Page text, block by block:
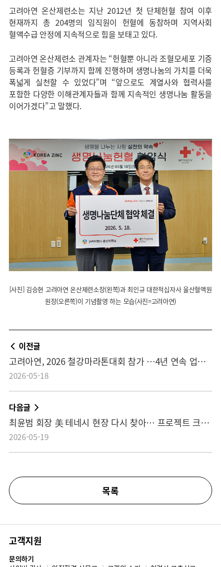
고려아연 온산제련소는 지난 2012년 첫 단체헌혈 참여 이후
현재까지 총 204명의 임직원이 헌혈에 동참하며 지역사회
혈액수급 안정에 지속적으로 힘을 보태고 있다.
고려아연 온산제련소 관계자는 “헌혈뿐 아니라 조혈모세포 기증
등록과 헌혈증 기부까지 함께 진행하며 생명나눔의 가치를 더욱
폭넓게 실천할 수 있었다”며 “앞으로도 계열사와 협력사를
포함한 다양한 이해관계자들과 함께 지속적인 생명나눔 활동을
이어가겠다”고 말했다.
[사진] 김승현 고려아연 온산제련소장(왼쪽)과 최인규 대한적십자사 울산혈액원
원장(오른쪽)이 기념촬영 하는 모습(사진=고려아연)
이전글
고려아연, 2026 철강마라톤대회 참가 …4년 연속 업계 ‘소통과 화합’ 동참
2026-05-18
다음글
최윤범 회장 美 테네시 현장 다시 찾아… 프로젝트 크루서블 속도전 미국 정관계 주요인사 만나 美 제련소 건설 협력 방안 논의
2026-05-19
목록
고객지원
문의하기